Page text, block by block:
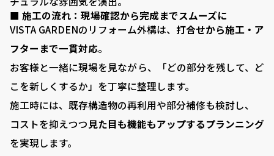
■ 施工の流れ：現場確認から完成までスムーズに
VISTA GARDENのリフォーム外構は、 打合せから施工・ア
フターまで一貫対応。
お客様と一緒に現場を見ながら、「どの部分を残して、ど
こを新しくするか」を丁寧に整理します。
施工時には、既存構造物の再利用や部分補修も検討し、
コストを抑えつつ見た目も機能もアップするプランニング
を実現します。